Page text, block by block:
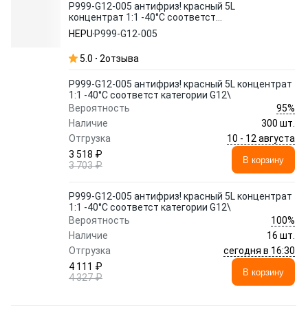
P999-G12-005 антифриз! красный 5L
концентрат 1:1 -40°C соответст
категории G12\
HEPU P999-G12-005
5.0 2отзыва
P999-G12-005 антифриз! красный 5L концентрат
1:1 -40°C соответст категории G12\
Вероятность
95%
Наличие
300 шт.
Отгрузка
10 - 12 августа
3 518 ₽
3 703 ₽
В корзину
P999-G12-005 антифриз! красный 5L концентрат
1:1 -40°C соответст категории G12\
Вероятность
100%
Наличие
16 шт.
Отгрузка
сегодня в 16:30
4 111 ₽
4 327 ₽
В корзину